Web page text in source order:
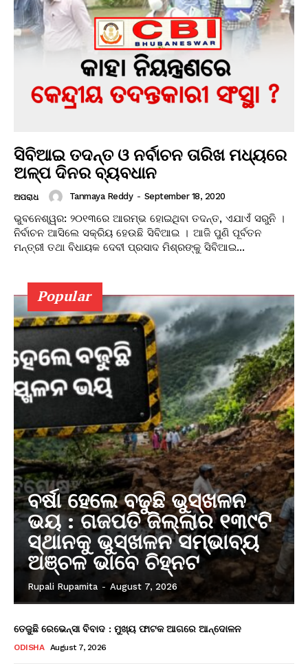
ସିବିଆଇ ତଦନ୍ତ ଓ ନର୍ବାଚନ ତାରିଖ ମଧ୍ୟରେ
ଅଳ୍ପ ଦିନର ବ୍ୟବଧାନ
ଅପରାଧ Tanmaya Reddy - September 18, 2020
ଭୁବନେଶ୍ୱର: ୨୦୧୩ରେ ଆରମ୍ଭ ହୋଇଥିବା ତଦନ୍ତ, ଏଯାଏଁ ସରୁନି ।
ନିର୍ବାଚନ ଆସିଲେ ସକ୍ରିୟ ହେଉଛି ସିବିଆଇ । ଆଜି ପୁଣି ପୂର୍ବତନ
ମନ୍ତ୍ରୀ ତଥା ବିଧାୟକ ଦେବୀ ପ୍ରସାଦ ମିଶ୍ରଙ୍କୁ ସିବିଆଇ...
Popular
ବର୍ଷା ହେଲେ ବଢୁଛି ଭୁସ୍ଖଳନ
ଭୟ : ଗଜପତି ଜିଲ୍ଲାର ୧୩୯ଟି
ସ୍ଥାନକୁ ଭୁସ୍ଖଳନ ସମ୍ଭାବ୍ୟ
ଅଞ୍ଚଳ ଭାବେ ଚିହ୍ନଟ
Rupali Rupamita - August 7, 2026
ତେଜୁଛି ରେଭେନ୍ସା ବିବାଦ : ମୁଖ୍ୟ ଫାଟକ ଆଗରେ ଆନ୍ଦୋଳନ
ODISHA August 7, 2026